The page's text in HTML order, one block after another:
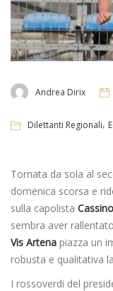
Andrea Dirix
Dilettanti Regionali,
Tornata da sola al
domenica scorsa e
sulla capolista Cassino
sembra aver
Vis Artena piazza un
robusta e qualitativa
I rossoverdi del